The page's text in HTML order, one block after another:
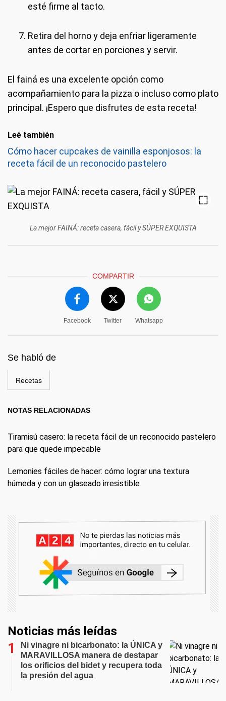
esté firme al tacto.
Retira del horno y deja enfriar ligeramente
antes de cortar en porciones y servir.
El fainá es una excelente opción como
acompañamiento para la pizza o incluso como plato
principal. ¡Espero que disfrutes de esta receta!
Leé también
Cómo hacer cupcakes de vainilla esponjosos: la
receta fácil de un reconocido pastelero
La mejor FAINÁ: receta casera, fácil y SÚPER EXQUISTA
COMPARTIR
Facebook Twitter Whatsapp
Se habló de
Recetas
NOTAS RELACIONADAS
Tiramisú casero: la receta fácil de un reconocido pastelero
para que quede impecable
Lemonies fáciles de hacer: cómo lograr una textura
húmeda y con un glaseado irresistible
Noticias más leídas
Ni vinagre ni bicarbonato: la ÚNICA y
MARAVILLOSA manera de destapar
los orificios del bidet y recupera toda
la presión del agua